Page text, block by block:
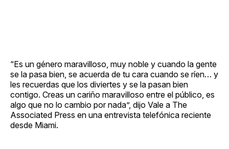
“Es un género maravilloso, muy noble y cuando la gente
se la pasa bien, se acuerda de tu cara cuando se ríen… y
les recuerdas que los diviertes y se la pasan bien
contigo. Creas un cariño maravilloso entre el público, es
algo que no lo cambio por nada”, dijo Vale a The
Associated Press en una entrevista telefónica reciente
desde Miami.